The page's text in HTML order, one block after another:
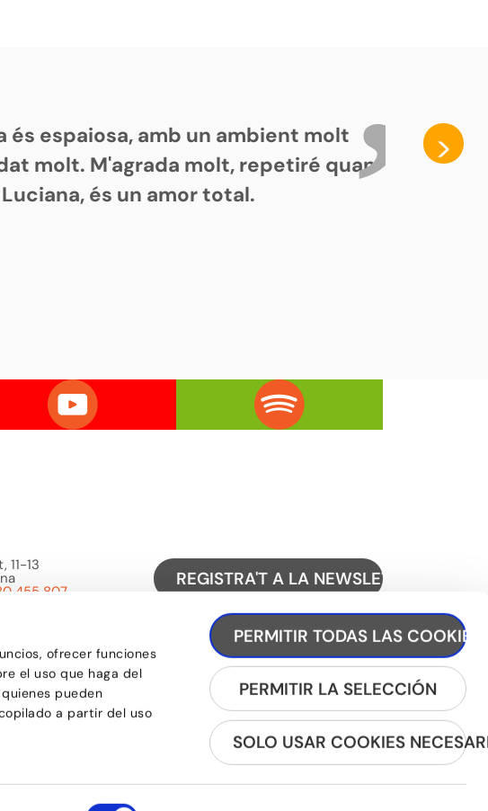
ofrecer funciones
el uso que haga del
pueden
a partir del uso
PERMITIR TODAS LAS COOKIES
PERMITIR LA SELECCIÓN
SOLO USAR COOKIES
espaiosa, amb un ambient molt
molt. M'agrada molt, repetiré quan
és un amor total.
>
11-13
455 807
REGISTRA'T A LA NEWSLETTER